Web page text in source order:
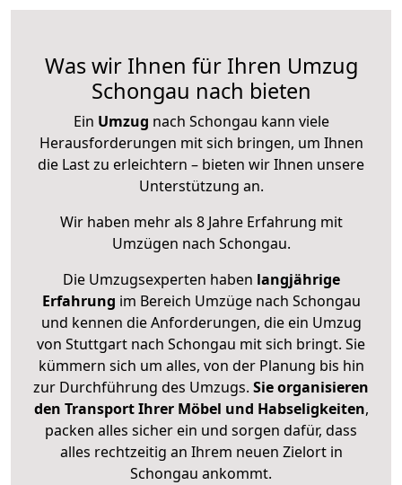
Was wir Ihnen für Ihren Umzug
Schongau nach bieten
Ein Umzug nach Schongau kann viele
Herausforderungen mit sich bringen, um Ihnen
die Last zu erleichtern – bieten wir Ihnen unsere
Unterstützung an.
Wir haben mehr als 8 Jahre Erfahrung mit
Umzügen nach Schongau.
Die Umzugsexperten haben langjährige
Erfahrung im Bereich Umzüge nach Schongau
und kennen die Anforderungen, die ein Umzug
von Stuttgart nach Schongau mit sich bringt. Sie
kümmern sich um alles, von der Planung bis hin
zur Durchführung des Umzugs. Sie organisieren
den Transport Ihrer Möbel und Habseligkeiten,
packen alles sicher ein und sorgen dafür, dass
alles rechtzeitig an Ihrem neuen Zielort in
Schongau ankommt.